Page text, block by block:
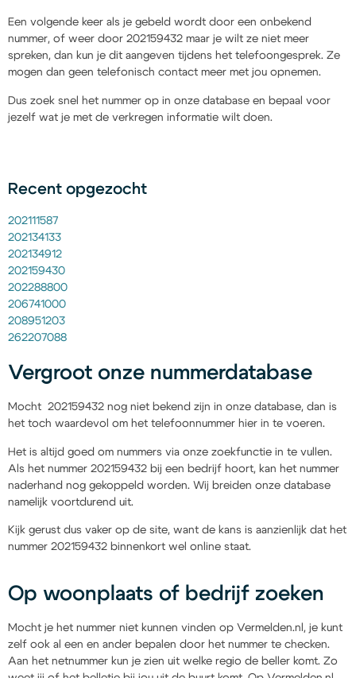
Een volgende keer als je gebeld wordt door een onbekend
nummer, of weer door 202159432 maar je wilt ze niet meer
spreken, dan kun je dit aangeven tijdens het telefoongesprek. Ze
mogen dan geen telefonisch contact meer met jou opnemen.
Dus zoek snel het nummer op in onze database en bepaal voor
jezelf wat je met de verkregen informatie wilt doen.
Recent opgezocht
202111587
202134133
202134912
202159430
202288800
206741000
208951203
262207088
Vergroot onze nummerdatabase
Mocht 202159432 nog niet bekend zijn in onze database, dan is
het toch waardevol om het telefoonnummer hier in te voeren.
Het is altijd goed om nummers via onze zoekfunctie in te vullen.
Als het nummer 202159432 bij een bedrijf hoort, kan het nummer
naderhand nog gekoppeld worden. Wij breiden onze database
namelijk voortdurend uit.
Kijk gerust dus vaker op de site, want de kans is aanzienlijk dat het
nummer 202159432 binnenkort wel online staat.
Op woonplaats of bedrijf zoeken
Mocht je het nummer niet kunnen vinden op Vermelden.nl, je kunt
zelf ook al een en ander bepalen door het nummer te checken.
Aan het netnummer kun je zien uit welke regio de beller komt. Zo